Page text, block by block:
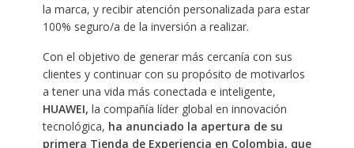
la marca, y recibir atención personalizada para estar
100% seguro/a de la inversión a realizar.
Con el objetivo de generar más cercanía con sus
clientes y continuar con su propósito de motivarlos
a tener una vida más conectada e inteligente,
HUAWEI, la compañía líder global en innovación
tecnológica, ha anunciado la apertura de su
primera Tienda de Experiencia en Colombia, que